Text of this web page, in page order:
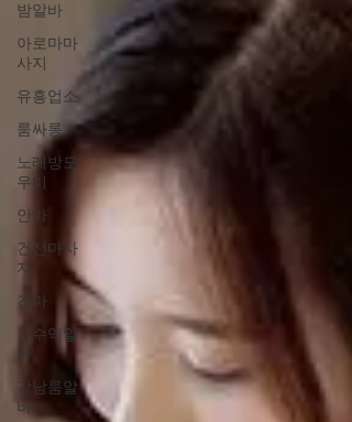
밤알바
아로마마
사지
유흥업소
룸싸롱
노래방도
우미
안마
건전마사
지
건마
고수익알
바
강남룸알
바